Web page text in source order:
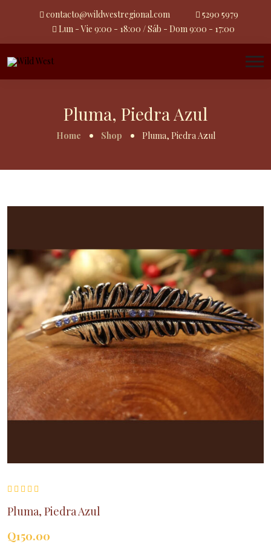
contacto@wildwestregional.com
5290 5979
Lun - Vie 9:00 - 18:00 / Sáb - Dom 9:00 - 17:00
Pluma, Piedra Azul
Home Shop Pluma, Piedra Azul
Pluma, Piedra Azul
Q150.00